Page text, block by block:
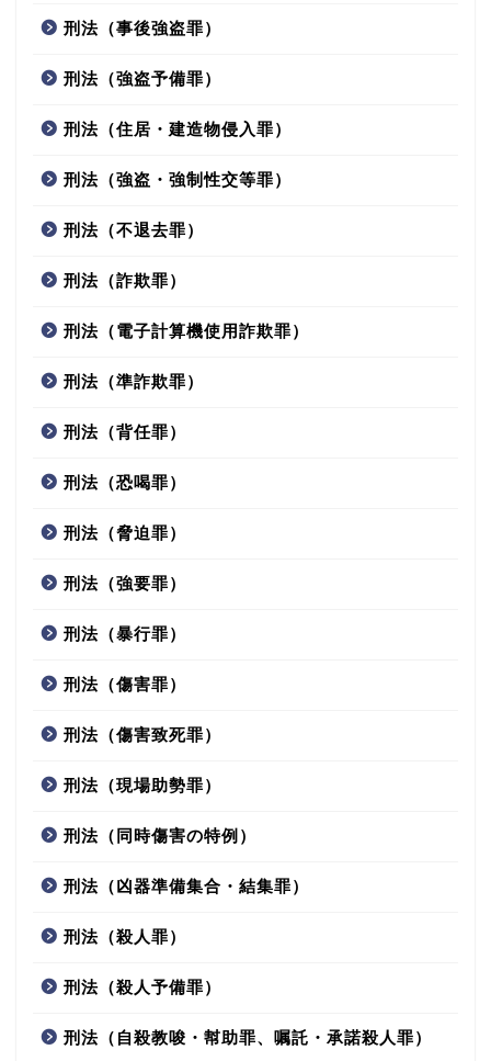
刑法（事後強盗罪）
刑法（強盗予備罪）
刑法（住居・建造物侵入罪）
刑法（強盗・強制性交等罪）
刑法（不退去罪）
刑法（詐欺罪）
刑法（電子計算機使用詐欺罪）
刑法（準詐欺罪）
刑法（背任罪）
刑法（恐喝罪）
刑法（脅迫罪）
刑法（強要罪）
刑法（暴行罪）
刑法（傷害罪）
刑法（傷害致死罪）
刑法（現場助勢罪）
刑法（同時傷害の特例）
刑法（凶器準備集合・結集罪）
刑法（殺人罪）
刑法（殺人予備罪）
刑法（自殺教唆・幇助罪、嘱託・承諾殺人罪）